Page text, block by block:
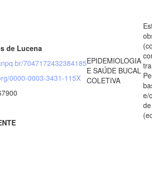
de Lucena
7047172432384185
0000-0003-3431-115X
EPIDEMIOLOGIA
E SAÚDE BUCAL
COLETIVA
e/